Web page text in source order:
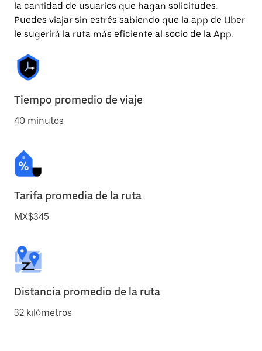
la cantidad de usuarios que hagan solicitudes.
Puedes viajar sin estrés sabiendo que la app de Uber
le sugerirá la ruta más eficiente al socio de la App.
Tiempo promedio de viaje
40 minutos
Tarifa promedia de la ruta
MX$345
Distancia promedio de la ruta
32 kilómetros